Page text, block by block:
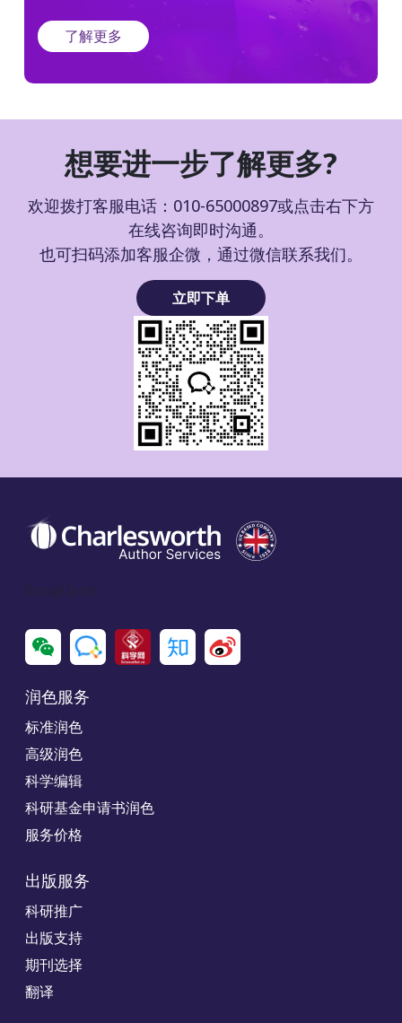
了解更多
想要进一步了解更多?
欢迎拨打客服电话：010-65000897或点击右下方
在线咨询即时沟通。
也可扫码添加客服企微，通过微信联系我们。
立即下单
Social Icon
润色服务
标准润色
高级润色
科学编辑
科研基金申请书润色
服务价格
出版服务
科研推广
出版支持
期刊选择
翻译